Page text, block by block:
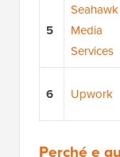
5
Seahawk
Media
Services
6 Upwork
Perché e